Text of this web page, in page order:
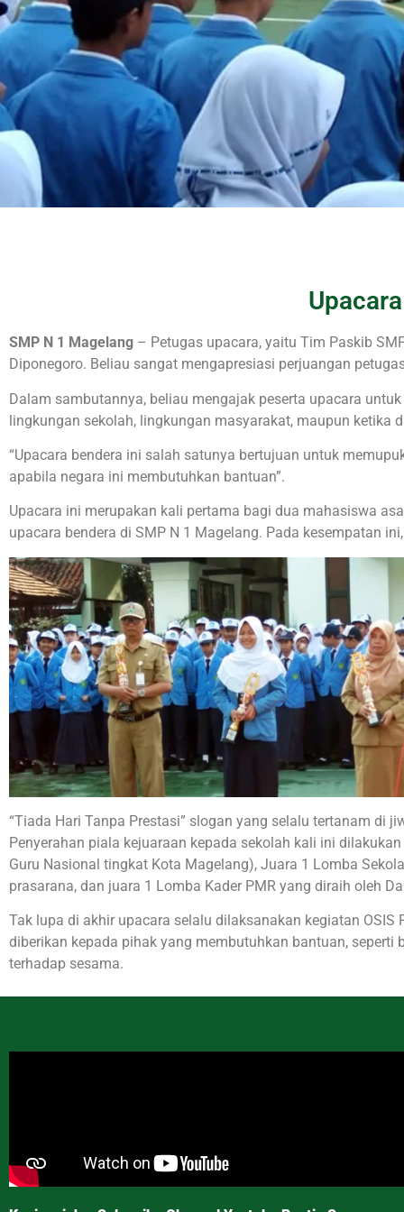
SMP N 1 Magelang – Petugas upacara, yaitu Tim Paskib
Diponegoro. Beliau sangat mengapresiasi perjuangan
Dalam sambutannya, beliau mengajak peserta upacara
lingkungan sekolah, lingkungan masyarakat, maupun ketika
“Upacara bendera ini salah satunya bertujuan untuk
apabila negara ini membutuhkan bantuan”.
Upacara ini merupakan kali pertama bagi dua mahasiswa
upacara bendera di SMP N 1 Magelang. Pada kesempatan
“Tiada Hari Tanpa Prestasi” slogan yang selalu tertanam di
Penyerahan piala kejuaraan kepada sekolah kali ini
Guru Nasional tingkat Kota Magelang), Juara 1 Lomba
prasarana, dan juara 1 Lomba Kader PMR yang diraih oleh
Tak lupa di akhir upacara selalu dilaksanakan kegiatan
diberikan kepada pihak yang membutuhkan bantuan,
terhadap sesama.